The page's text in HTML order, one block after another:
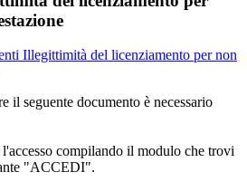
Illegittimità del licenziamento per non
il seguente documento è necessario
compilando il modulo che trovi
"ACCEDI".